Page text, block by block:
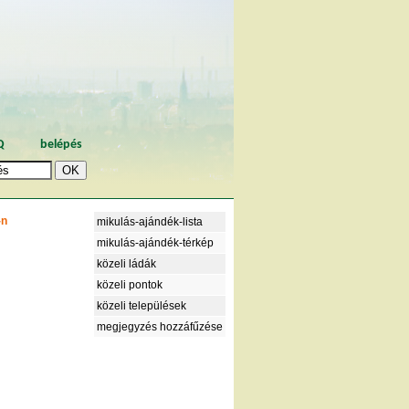
belépés
mikulás-ajándék-lista
mikulás-ajándék-térkép
közeli ládák
közeli pontok
közeli települések
megjegyzés hozzáfűzése